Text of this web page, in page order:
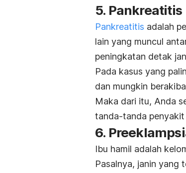
5. Pankreatitis
Pankreatitis adalah
lain yang muncul
peningkatan detak
Pada kasus yang
dan mungkin
Maka dari itu, Anda
tanda-tanda penyakit
6.
Ibu hamil adalah
Pasalnya, janin yang